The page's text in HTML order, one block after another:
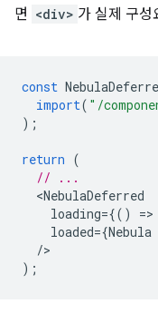
면 <div> 가 실제 구성
const
import( "/
);
return (
// ...
<NebulaDeferred
loading={() =>
loaded={Nebula
/
);